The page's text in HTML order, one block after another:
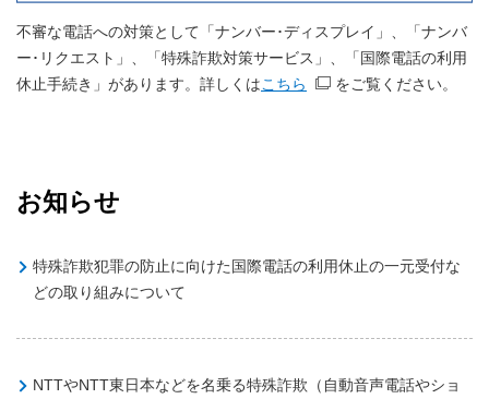
不審な電話への対策として「ナンバー･ディスプレイ」、「ナンバ
ー･リクエスト」、「特殊詐欺対策サービス」、
「国際電話の利用
休止手続き」があります。詳しくはこちら をご覧ください。
お知らせ
特殊詐欺犯罪の防止に向けた国際電話の利用休止の一元受付な
どの取り組みについて
NTTやNTT東日本などを名乗る特殊詐欺（自動音声電話やショ